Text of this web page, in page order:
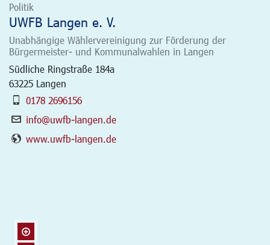
Politik
UWFB Langen e. V.
Unabhängige Wählervereinigung zur Förderung der
Bürgermeister- und Kommunalwahlen in Langen
Südliche Ringstraße 184a
63225 Langen
0178 2696156
info@uwfb-langen.de
www.uwfb-langen.de